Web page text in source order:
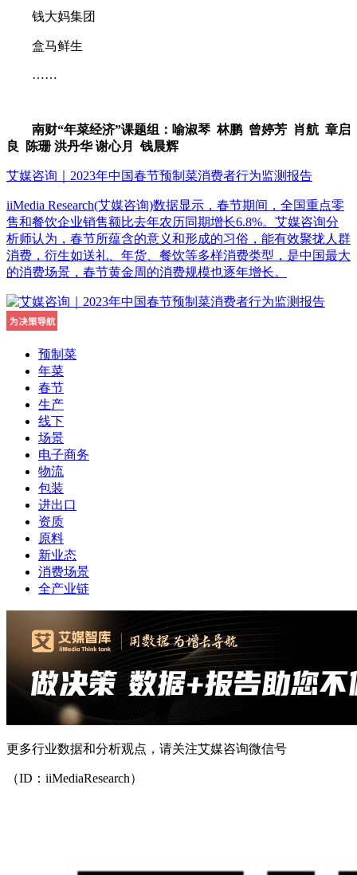
钱大妈集团
盒马鲜生
……
南财“年菜经济”课题组：喻淑琴 林鹏 曾婷芳 肖航 章启
良 陈珊 洪丹华 谢心月 钱晨辉
艾媒咨询｜2023年中国春节预制菜消费者行为监测报告
iiMedia Research(艾媒咨询)数据显示，春节期间，全国重点零
售和餐饮企业销售额比去年农历同期增长6.8%。艾媒咨询分
析师认为，春节所蕴含的意义和形成的习俗，能有效聚拢人群
消费，衍生如送礼、年货、餐饮等多样消费类型，是中国最大
的消费场景，春节黄金周的消费规模也逐年增长。
预制菜
年菜
春节
生产
线下
场景
电子商务
物流
包装
进出口
资质
原料
新业态
消费场景
全产业链
更多行业数据和分析观点，请关注艾媒咨询微信号
（ID：iiMediaResearch）